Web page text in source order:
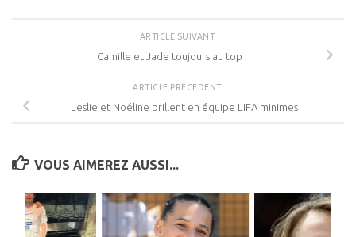
ARTICLE SUIVANT
Camille et Jade toujours au top !
ARTICLE PRÉCÉDENT
Leslie et Noéline brillent en équipe LIFA minimes
VOUS AIMEREZ AUSSI...